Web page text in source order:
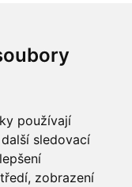
používají
sledovací
zobrazení